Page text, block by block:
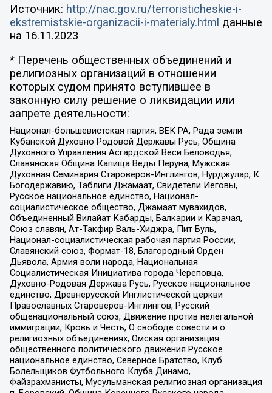
Источник: http://nac.gov.ru/terroristicheskie-i-
ekstremistskie-organizacii-i-materialy.html данные
на 16.11.2023
* Перечень общественных объединений и
религиозных организаций в отношении
которых судом принято вступившее в
законную силу решение о ликвидации или
запрете деятельности:
Национал-большевистская партия, ВЕК РА, Рада земли
Кубанской Духовно Родовой Державы Русь, Община
Духовного Управления Асгардской Веси Беловодья,
Славянская Община Капища Веды Перуна, Мужская
Духовная Семинария Староверов-Инглингов, Нурджулар, К
Богодержавию, Таблиги Джамаат, Свидетели Иеговы,
Русское национальное единство, Национал-
социалистическое общество, Джамаат мувахидов,
Объединенный Вилайат Кабарды, Балкарии и Карачая,
Союз славян, Ат-Такфир Валь-Хиджра, Пит Буль,
Национал-социалистическая рабочая партия России,
Славянский союз, Формат-18, Благородный Орден
Дьявола, Армия воли народа, Национальная
Социалистическая Инициатива города Череповца,
Духовно-Родовая Держава Русь, Русское национальное
единство, Древнерусской Инглистической церкви
Православных Староверов-Инглингов, Русский
общенациональный союз, Движение против нелегальной
иммиграции, Кровь и Честь, О свободе совести и о
религиозных объединениях, Омская организация
общественного политического движения Русское
национальное единство, Северное Братство, Клуб
Болельщиков Футбольного Клуба Динамо,
Файзрахманисты, Мусульманская религиозная организация